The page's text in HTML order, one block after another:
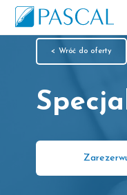
< Wróć do oferty